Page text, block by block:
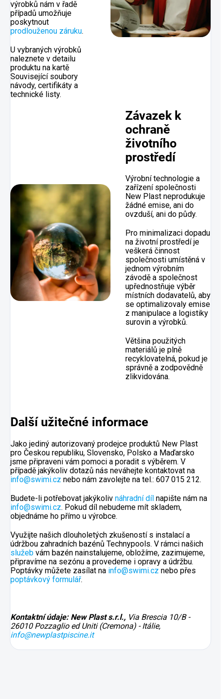
výrobků nám v řadě
případů umožňuje
poskytnout
prodlouženou záruku.
U vybraných výrobků
naleznete v detailu
produktu na kartě
Související soubory
návody, certifikáty a
technické listy.
Závazek k
ochraně
životního
prostředí
Výrobní technologie a
zařízení společnosti
New Plast neprodukuje
žádné emise, ani do
ovzduší, ani do půdy.
Pro minimalizaci dopadu
na životní prostředí je
veškerá činnost
společnosti umístěná v
jednom výrobním
závodě a společnost
upřednostňuje výběr
místních dodavatelů, aby
se optimalizovaly emise
z manipulace a logistiky
surovin a výrobků.
Většina použitých
materiálů je plně
recyklovatelná, pokud je
správně a zodpovědně
zlikvidována.
Další užitečné informace
Jako jediný autorizovaný prodejce produktů New Plast
pro Českou republiku, Slovensko, Polsko a Maďarsko
jsme připraveni vám pomoci a poradit s výběrem. V
případě jakýkoliv dotazů nás neváhejte kontaktovat na
info@swimi.cz nebo nám zavolejte na tel.: 607 015 212.
Budete-li potřebovat jakýkoliv náhradní díl napište nám na
info@swimi.cz. Pokud díl nebudeme mít skladem,
objednáme ho přímo u výrobce.
Využijte našich dlouholetých zkušeností s instalací a
údržbou zahradních bazénů Technypools. V rámci našich
služeb vám bazén nainstalujeme, obložíme, zazimujeme,
připravíme na sezónu a provedeme i opravy a údržbu.
Poptávky můžete zasílat na info@swimi.cz nebo přes
poptávkový formulář.
Kontaktní údaje: New Plast s.r.l., Via Brescia 10/B -
26010 Pozzaglio ed Uniti (Cremona) - Itálie,
info@newplastpiscine.it